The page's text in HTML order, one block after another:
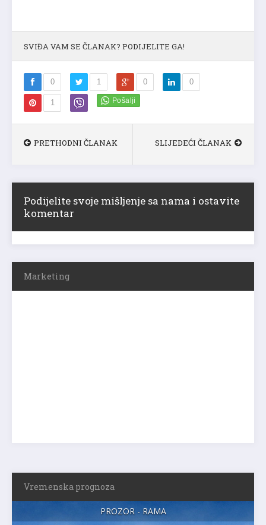
SVIĐA VAM SE ČLANAK? PODIJELITE GA!
0 1 0 0
1
PRETHODNI ČLANAK SLIJEDEĆI ČLANAK
Podijelite svoje mišljenje sa nama i ostavite
komentar
Marketing
Vremenska prognoza
PROZOR - RAMA